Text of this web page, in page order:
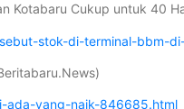
Kotabaru Cukup untuk 40
stok-di-terminal-bbm-
ada-yang-naik-846685.html